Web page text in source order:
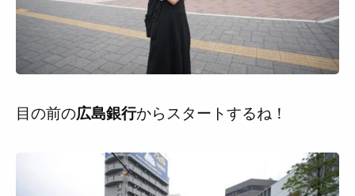
目の前の広島銀行からスタートするね！